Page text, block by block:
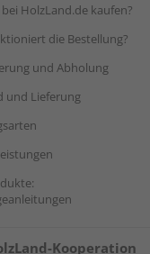
HolzLand.de kaufen?
die Bestellung?
und Abholung
und Lieferung
Kooperation